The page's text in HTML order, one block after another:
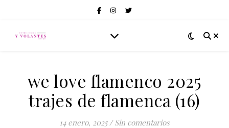
we love flamenco 2025
trajes de flamenca (16)
14 enero, 2025 / Sin comentarios